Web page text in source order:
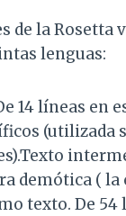
de la Rosetta
lenguas:
14 líneas en
(utilizada
demótica ( la
texto. De 54